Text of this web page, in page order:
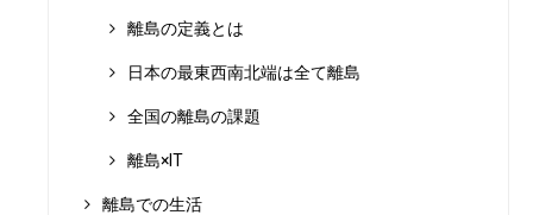
離島の定義とは
日本の最東西南北端は全て離島
全国の離島の課題
離島×IT
離島での生活